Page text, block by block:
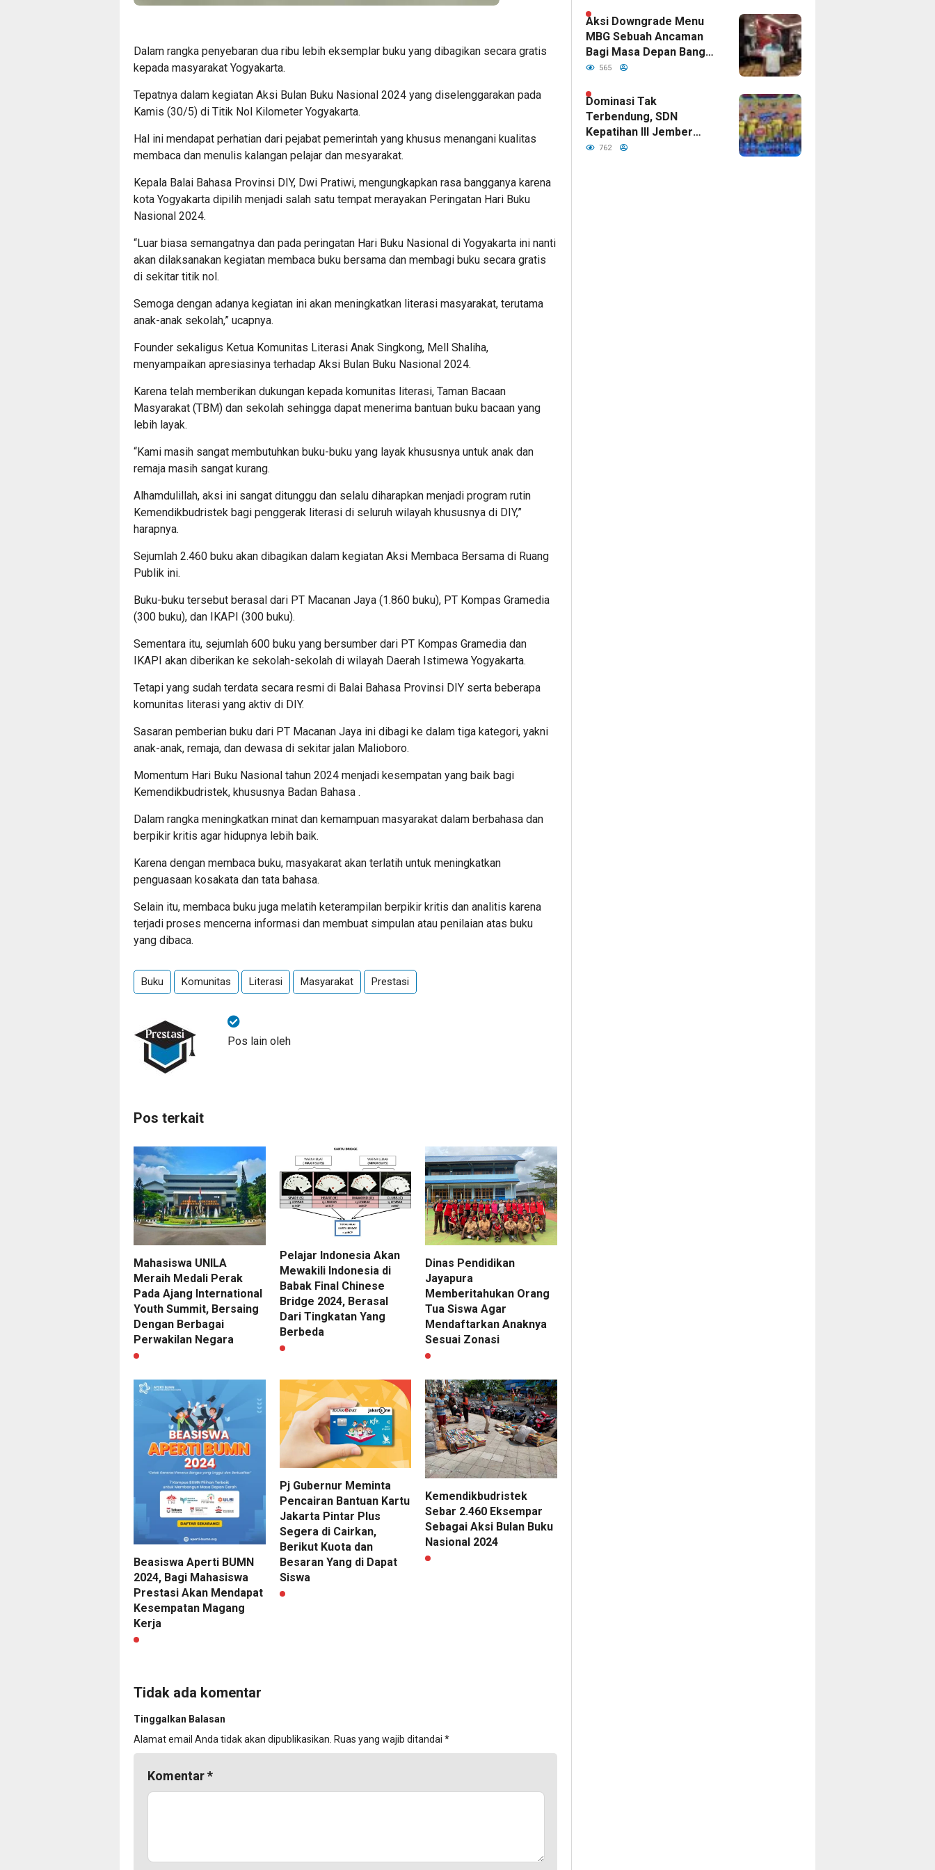
Dalam rangka penyebaran dua ribu lebih eksemplar buku yang dibagikan secara gratis
kepada masyarakat Yogyakarta.
Tepatnya dalam kegiatan Aksi Bulan Buku Nasional 2024 yang diselenggarakan pada
Kamis (30/5) di Titik Nol Kilometer Yogyakarta.
Hal ini mendapat perhatian dari pejabat pemerintah yang khusus menangani kualitas
membaca dan menulis kalangan pelajar dan mesyarakat.
Kepala Balai Bahasa Provinsi DIY, Dwi Pratiwi, mengungkapkan rasa bangganya karena
kota Yogyakarta dipilih menjadi salah satu tempat merayakan Peringatan Hari Buku
Nasional 2024.
“Luar biasa semangatnya dan pada peringatan Hari Buku Nasional di Yogyakarta ini nanti
akan dilaksanakan kegiatan membaca buku bersama dan membagi buku secara gratis
di sekitar titik nol.
Semoga dengan adanya kegiatan ini akan meningkatkan literasi masyarakat, terutama
anak-anak sekolah,” ucapnya.
Founder sekaligus Ketua Komunitas Literasi Anak Singkong, Mell Shaliha,
menyampaikan apresiasinya terhadap Aksi Bulan Buku Nasional 2024.
Karena telah memberikan dukungan kepada komunitas literasi, Taman Bacaan
Masyarakat (TBM) dan sekolah sehingga dapat menerima bantuan buku bacaan yang
lebih layak.
“Kami masih sangat membutuhkan buku-buku yang layak khususnya untuk anak dan
remaja masih sangat kurang.
Alhamdulillah, aksi ini sangat ditunggu dan selalu diharapkan menjadi program rutin
Kemendikbudristek bagi penggerak literasi di seluruh wilayah khususnya di DIY,”
harapnya.
Sejumlah 2.460 buku akan dibagikan dalam kegiatan Aksi Membaca Bersama di Ruang
Publik ini.
Buku-buku tersebut berasal dari PT Macanan Jaya (1.860 buku), PT Kompas Gramedia
(300 buku), dan IKAPI (300 buku). ⁠
Sementara itu, sejumlah 600 buku yang bersumber dari PT Kompas Gramedia dan
IKAPI akan diberikan ke sekolah-sekolah di wilayah Daerah Istimewa Yogyakarta.
Tetapi yang sudah terdata secara resmi di Balai Bahasa Provinsi DIY serta beberapa
komunitas literasi yang aktiv di DIY.
Sasaran pemberian buku dari PT Macanan Jaya ini dibagi ke dalam tiga kategori, yakni
anak-anak, remaja, dan dewasa di sekitar jalan Malioboro.
Momentum Hari Buku Nasional tahun 2024 menjadi kesempatan yang baik bagi
Kemendikbudristek, khususnya Badan Bahasa .
Dalam rangka meningkatkan minat dan kemampuan masyarakat dalam berbahasa dan
berpikir kritis agar hidupnya lebih baik.
Karena dengan membaca buku, masyakarat akan terlatih untuk meningkatkan
penguasaan kosakata dan tata bahasa.
Selain itu, membaca buku juga melatih keterampilan berpikir kritis dan analitis karena
terjadi proses mencerna informasi dan membuat simpulan atau penilaian atas buku
yang dibaca.
Buku Komunitas Literasi Masyarakat Prestasi
Pos lain oleh
Pos terkait
Mahasiswa UNILA
Meraih Medali Perak
Pada Ajang International
Youth Summit, Bersaing
Dengan Berbagai
Perwakilan Negara
Pelajar Indonesia Akan
Mewakili Indonesia di
Babak Final Chinese
Bridge 2024, Berasal
Dari Tingkatan Yang
Berbeda
Dinas Pendidikan
Jayapura
Memberitahukan Orang
Tua Siswa Agar
Mendaftarkan Anaknya
Sesuai Zonasi
Beasiswa Aperti BUMN
2024, Bagi Mahasiswa
Prestasi Akan Mendapat
Kesempatan Magang
Kerja
Pj Gubernur Meminta
Pencairan Bantuan Kartu
Jakarta Pintar Plus
Segera di Cairkan,
Berikut Kuota dan
Besaran Yang di Dapat
Siswa
Kemendikbudristek
Sebar 2.460 Eksempar
Sebagai Aksi Bulan Buku
Nasional 2024
Tidak ada komentar
Tinggalkan Balasan
Alamat email Anda tidak akan dipublikasikan. Ruas yang wajib ditandai *
Komentar*
Fawait
Aksi Downgrade Menu
MBG Sebuah Ancaman
Bagi Masa Depan Bangsa
Indonesia
565
Dominasi Tak
Terbendung, SDN
Kepatihan III Jember
Pertahankan Gelar
762